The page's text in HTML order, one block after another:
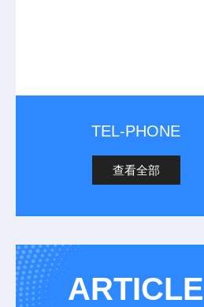
TEL-PHONE
查看全部
ARTICLE